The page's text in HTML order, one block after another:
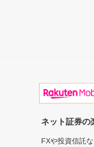
ネット証券の
FXや投資信託